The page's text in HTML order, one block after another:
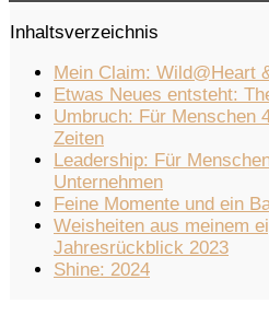
Inhaltsverzeichnis
Mein Claim: Wild@Heart
Etwas Neues entsteht:
Umbruch: Für Menschen
Zeiten
Leadership: Für
Unternehmen
Feine Momente und ein
Weisheiten aus meinem
Jahresrückblick 2023
Shine: 2024